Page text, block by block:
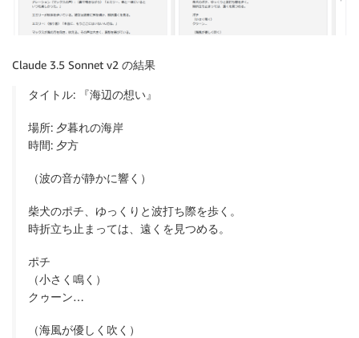
Claude 3.5 Sonnet v2 の結果
タイトル: 『海辺の想い』
場所: 夕暮れの海岸
時間: 夕方
（波の音が静かに響く）
柴犬のポチ、ゆっくりと波打ち際を歩く。
時折立ち止まっては、遠くを見つめる。
ポチ
（小さく鳴く）
クゥーン…
（海風が優しく吹く）